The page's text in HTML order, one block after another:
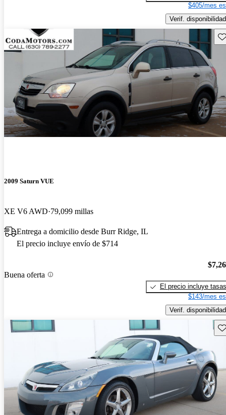
$405/mes
Verif. disponibilidad
2009 Saturn VUE
XE V6 AWD 79,099 millas
Entrega a domicilio desde Burr Ridge, IL
El precio incluye envío de $714
Buena oferta
El precio incluye tasas
$143/mes
Verif. disponibilidad